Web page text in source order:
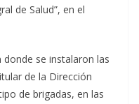
de Salud”, en el
donde se instalaron las
de la Dirección
de brigadas, en las